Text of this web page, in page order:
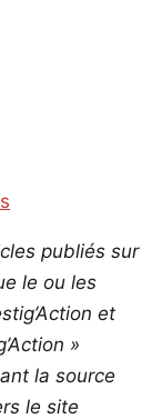
publiés sur
le ou les
et
»
la source
le site